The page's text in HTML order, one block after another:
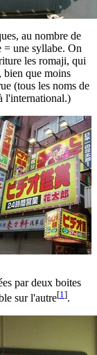
au nombre de
= une syllabe. On
les romaji, qui
bien que moins
(tous les noms de
l'international.)
par deux boites
sur l'autre[1 ].